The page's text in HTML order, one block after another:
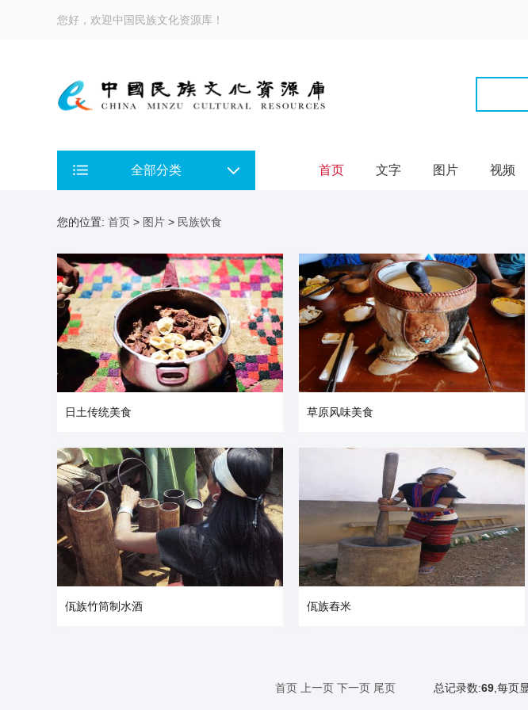
您好，欢迎中国民族文化资源库！
全部分类 首页 文字 图片 视频
您的位置: 首页 > 图片 > 民族饮食
日土传统美食 草原风味美食
佤族竹筒制水酒 佤族舂米
首页 上一页 下一页 尾页 总记录数:69 ,每页